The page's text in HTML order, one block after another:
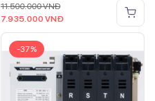
11.500.000VNĐ
7.935.000 VNĐ
-37%